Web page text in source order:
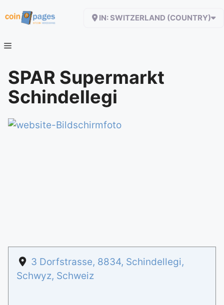
Inhalt
IN: SWITZERLAND (COUNTRY)
SPAR Supermarkt
Schindellegi
3 Dorfstrasse, 8834, Schindellegi,
Schwyz, Schweiz